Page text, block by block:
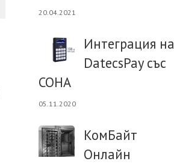
20.04.2021
Интеграция на
DatecsPay със
СОНА
05.11.2020
КомБайт
Онлайн